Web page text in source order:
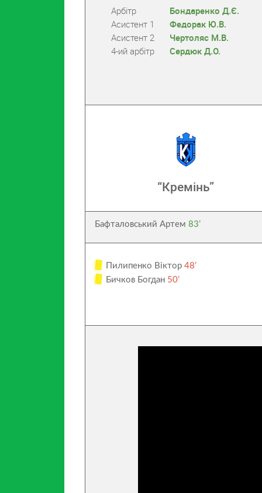
Арбітр
Бондаренко Д.Є.
Асистент 1
Федорак Ю.В.
Асистент 2
Чертоляс М.В.
4-ий арбітр
Сердюк Д.О.
“Кремінь”
Бафталовський Артем83’
Пилипенко Віктор 48’
Бичков Богдан 50’